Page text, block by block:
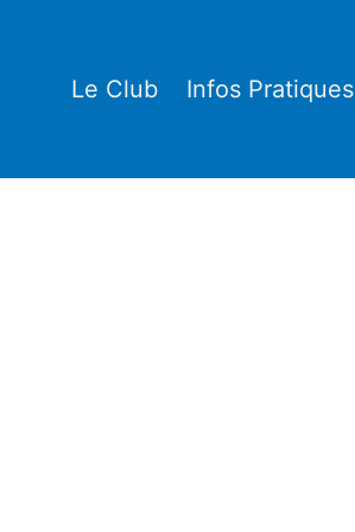
Le Club Infos Pratiques